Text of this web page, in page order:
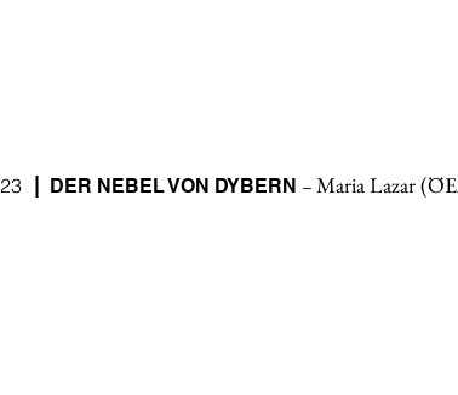
DER NEBEL VON DYBERN –Maria Lazar